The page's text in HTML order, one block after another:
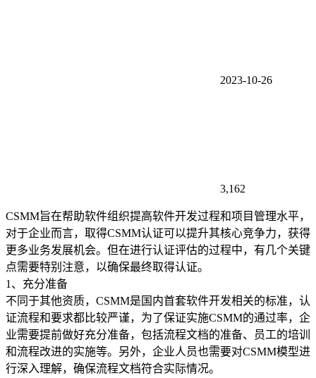
2023-10-26
3,162
CSMM旨在帮助软件组织提高软件开发过程和项目管理水平，
对于企业而言，取得CSMM认证可以提升其核心竞争力，获得
更多业务发展机会。但在进行认证评估的过程中，有几个关键
点需要特别注意，以确保最终取得认证。
1、充分准备
不同于其他资质，CSMM是国内首套软件开发相关的标准，认
证流程和要求都比较严谨，为了保证实施CSMM的通过率，企
业需要提前做好充分准备，包括流程文档的准备、员工的培训
和流程改进的实施等。另外，企业人员也需要对CSMM模型进
行深入理解，确保流程文档符合实际情况。